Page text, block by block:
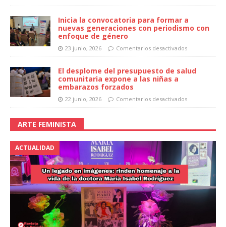
Inicia la convocatoria para formar a
nuevas generaciones con periodismo con
enfoque de género
23 junio, 2026 Comentarios desactivados
El desplome del presupuesto de salud
comunitaria expone a las niñas a
embarazos forzados
22 junio, 2026 Comentarios desactivados
ARTE FEMINISTA
ACTUALIDAD